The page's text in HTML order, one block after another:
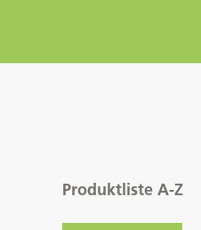
Produktliste A-Z